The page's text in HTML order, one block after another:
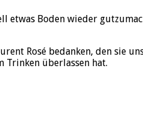
etwas Boden wieder
Rosé bedanken, den sie
Trinken überlassen hat.